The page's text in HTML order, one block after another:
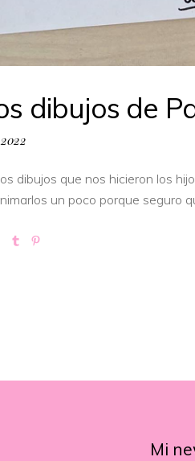
dibujos de
dibujos que nos hicieron los
un poco porque seguro
Mi